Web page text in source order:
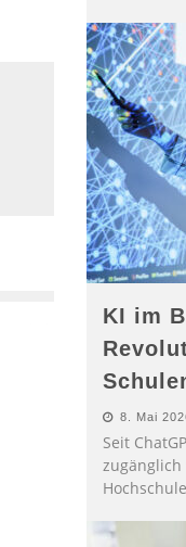
KI im
8. Mai
Seit